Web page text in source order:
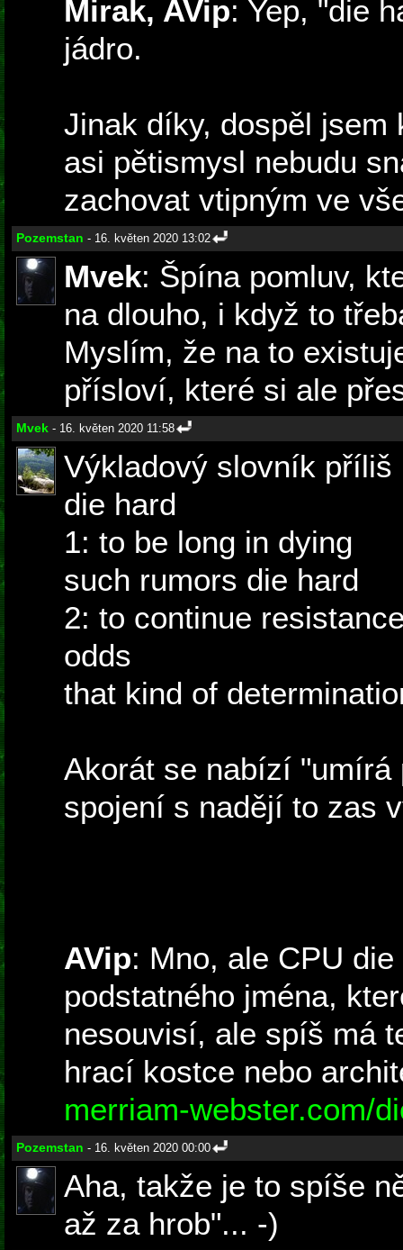
Mirak, AVip: Yep, "die
jádro.
Jinak díky, dospěl jsem
asi pětismysl nebudu
zachovat vtipným ve
Pozemstan - 16. květen 2020 13:02
Mvek: Špína pomluv,
na dlouho, i když to
Myslím, že na to
přísloví, které si ale
Mvek - 16. květen 2020 11:58
Výkladový slovník příliš
die hard
1: to be long in dying
such rumors die hard
2: to continue
odds
that kind of
Akorát se nabízí "umírá
spojení s nadějí to zas
AVip: Mno, ale CPU
podstatného jména,
nesouvisí, ale spíš má
hrací kostce nebo
merriam-webster.com/
Pozemstan - 16. květen 2020 00:00
Aha, takže je to spíše
až za hrob"... -)